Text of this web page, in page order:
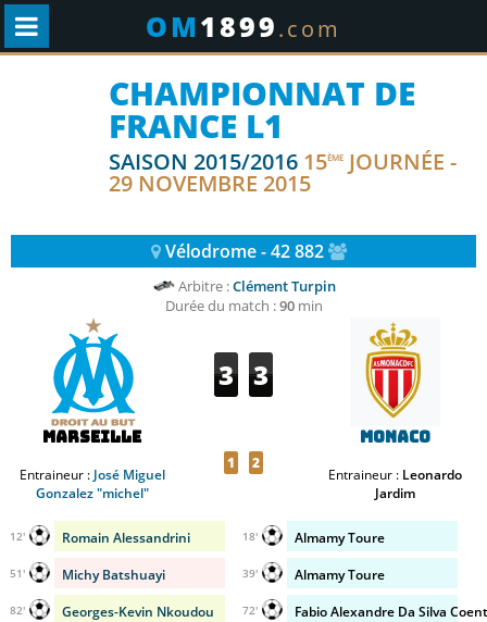
OM1899.com
CHAMPIONNAT DE
FRANCE L1
SAISON 2015/2016 15ÈME JOURNÉE -
29 NOVEMBRE 2015
Vélodrome - 42 882
Arbitre :Clément Turpin
Durée du match :90min
Marseille
Entraineur : José Miguel
Gonzalez "michel"
3 3
1 2
Monaco
Entraineur : Leonardo
Jardim
Romain Alessandrini
12'
Michy Batshuayi
51'
Georges-Kevin Nkoudou
82'
Almamy Toure
18'
Almamy Toure
39'
Fabio Alexandre Da Silva
72'